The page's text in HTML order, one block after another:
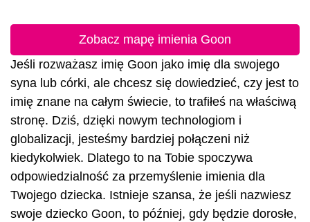
Zobacz mapę imienia Goon
Jeśli rozważasz imię Goon jako imię dla swojego
syna lub córki, ale chcesz się dowiedzieć, czy jest to
imię znane na całym świecie, to trafiłeś na właściwą
stronę. Dziś, dzięki nowym technologiom i
globalizacji, jesteśmy bardziej połączeni niż
kiedykolwiek. Dlatego to na Tobie spoczywa
odpowiedzialność za przemyślenie imienia dla
Twojego dziecka. Istnieje szansa, że jeśli nazwiesz
swoje dziecko Goon, to później, gdy będzie dorosłe,